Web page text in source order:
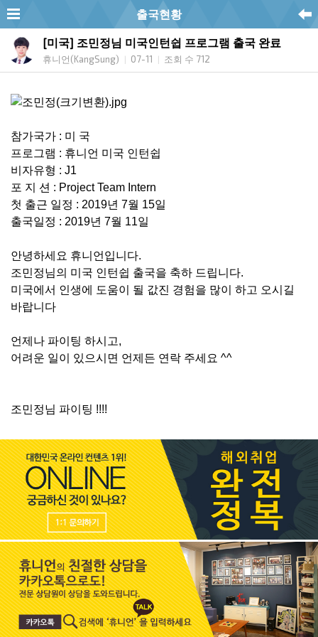
출국현황
[미국] 조민정님 미국인턴쉽 프로그램 출국 완료
휴니언(KangSung) 07-11 조회 수 712
참가국가 : 미 국
프로그램 : 휴니언 미국 인턴쉽
비자유형 : J1
포 지 션 : Project Team Intern
첫 출근 일정 : 2019년 7월 15일
출국일정 : 2019년 7월 11일
안녕하세요 휴니언입니다.
조민정님의 미국 인턴쉽 출국을 축하 드립니다.
미국에서 인생에 도움이 될 값진 경험을 많이 하고 오시길
바랍니다
언제나 파이팅 하시고,
어려운 일이 있으시면 언제든 연락 주세요 ^^
조민정님 파이팅 !!!!